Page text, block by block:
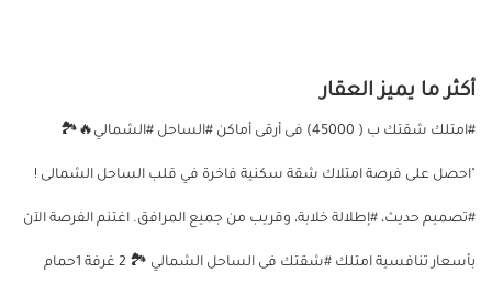
أكثر ما يميز العقار
#امتلك شقتك ب ( 45000) فى أرقى أماكن #الساحل #الشمالي🔥🏞
"احصل على فرصة امتلاك شقة سكنية فاخرة في قلب الساحل الشمالى !
#تصميم حديث، #إطلالة خلابة، وقريب من جميع المرافق. اغتنم الفرصة الآن
بأسعار تنافسية امتلك #شقتك فى الساحل الشمالي 🏞 2 غرفة 1حمام